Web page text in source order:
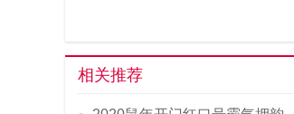
相关推荐